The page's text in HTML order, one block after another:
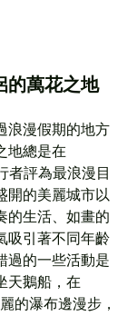
萬花之地
浪漫假期的地方
地總是在
者評為最浪漫目
開的美麗城市以
的生活、如畫的
吸引著不同年齡
過的一些活動是
天鵝船，在
的瀑布邊漫步，